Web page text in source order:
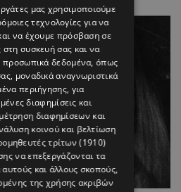
μας χρησιμοποιούμε
τεχνολογίες για να
να έχουμε πρόσβαση σε
συσκευή σας και να
προσωπικά δεδομένα, όπως
μοναδικά αναγνωριστικά
περιήγησης, για
διαφημίσεις και
διαφημίσεων και
κοινού και βελτίωση
τρίτων (1910)
να επεξεργάζονται τα
και άλλους σκοπούς,
της χρήσης ακριβών